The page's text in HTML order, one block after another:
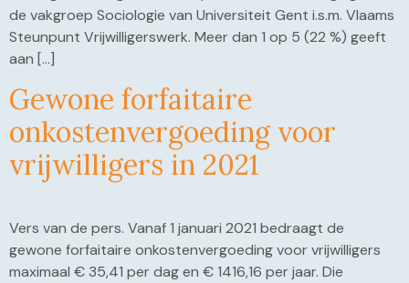
de vakgroep Sociologie van Universiteit Gent i.s.m. Vlaams
Steunpunt Vrijwilligerswerk. Meer dan 1 op 5 (22 %) geeft
aan […]
Gewone forfaitaire
onkostenvergoeding voor
vrijwilligers in 2021
Vers van de pers. Vanaf 1 januari 2021 bedraagt de
gewone forfaitaire onkostenvergoeding voor vrijwilligers
maximaal € 35,41 per dag en € 1416,16 per jaar. Die